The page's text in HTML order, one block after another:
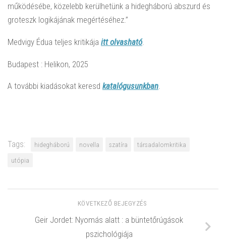
működésébe, közelebb kerülhetünk a hidegháború abszurd és
groteszk logikájának megértéséhez.”
Medvigy Édua teljes kritikája itt olvasható.
Budapest : Helikon, 2025
A további kiadásokat keresd katalógusunkban.
Tags: hidegháború novella szatíra
társadalomkritika
utópia
KÖVETKEZŐ BEJEGYZÉS
Geir Jordet: Nyomás alatt : a büntetőrúgások
pszichológiája